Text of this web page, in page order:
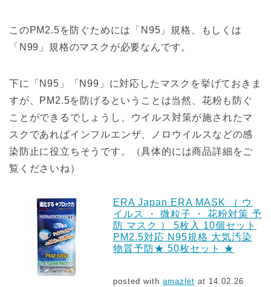
このPM2.5を防ぐためには「N95」規格、もしくは
「N99」規格のマスクが必要なんです。
下に「N95」「N99」に対応したマスクを挙げておきま
すが、PM2.5を防げるということは当然、花粉も防ぐ
ことができるでしょうし、ウイルス対策が施されたマ
スクであればインフルエンザ、ノロウイルスなどの感
染防止に役立ちそうです。（具体的には商品詳細をご
覧くださいね）
ERA Japan ERA MASK （ ウ
イルス ・ 微粒子 ・ 花粉対策 予
防 マスク ） 5枚入 10個セット
PM2.5対応 N95規格 大気汚染
物質予防★ 50枚セット ★
posted with amazlet at 14.02.26